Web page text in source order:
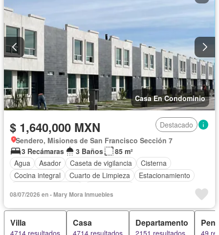
Casa En Condominio
$ 1,640,000 MXN
Destacado
Sendero, Misiones de San Francisco Sección 7
3 Recámaras
3 Baños
85 m²
Agua
Asador Caseta de vigilancia
Cisterna
Cocina integral
Cuarto de Limpieza
Estacionamiento
08/07/2026 en - Mary Mora Inmuebles
Villa
4714 resultados
Casa
4714 resultados
Departamento
2151 resultados 49